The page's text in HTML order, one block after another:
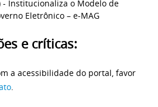
- Institucionaliza o Modelo de
Eletrônico – e-MAG
e críticas:
a acessibilidade do portal, favor
.